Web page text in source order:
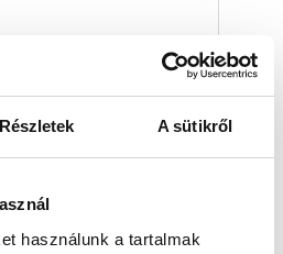
Részletek A sütikről
használunk a tartalmak
Méret
900